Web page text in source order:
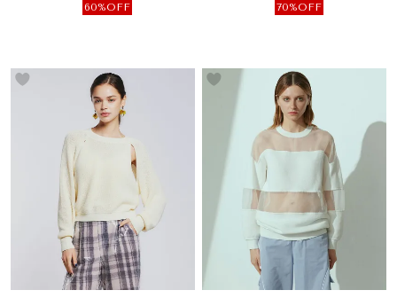
60%OFF 70%OFF